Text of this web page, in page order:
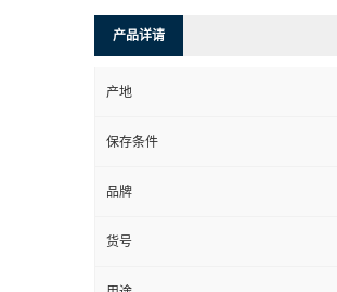
产品详请
产地
保存条件
品牌
货号